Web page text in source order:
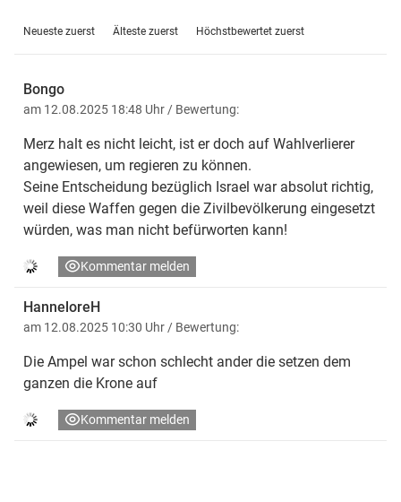
Neueste zuerst Älteste zuerst Höchstbewertet zuerst
Bongo
am 12.08.2025 18:48 Uhr/ Bewertung:
Merz halt es nicht leicht, ist er doch auf Wahlverlierer
angewiesen, um regieren zu können.
Seine Entscheidung bezüglich Israel war absolut richtig,
weil diese Waffen gegen die Zivilbevölkerung eingesetzt
würden, was man nicht befürworten kann!
Kommentar melden
HanneloreH
am 12.08.2025 10:30 Uhr/ Bewertung:
Die Ampel war schon schlecht ander die setzen dem
ganzen die Krone auf
Kommentar melden